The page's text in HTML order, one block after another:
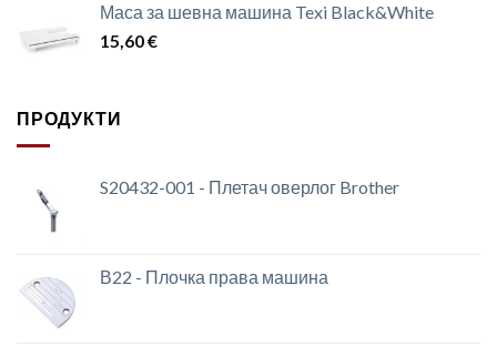
Маса за шевна машина Texi Black&White
15,60€
ПРОДУКТИ
S20432-001 - Плетач оверлог Brother
В22 - Плочка права машина